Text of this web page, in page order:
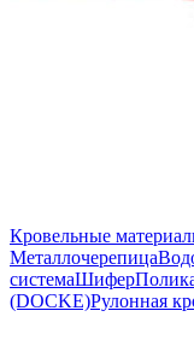
Кровельные
Металлочерепица
системаШифер
(DOCKE)Рулонная